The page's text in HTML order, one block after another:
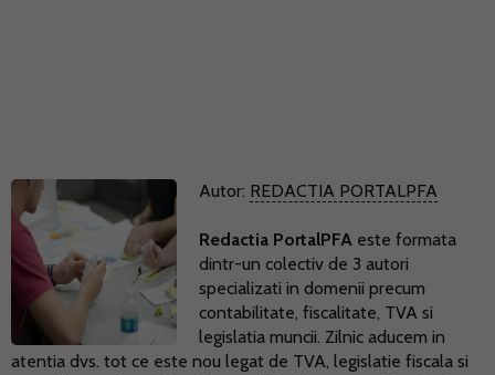
Autor: REDACTIA PORTALPFA
Redactia PortalPFA este formata
dintr-un colectiv de 3 autori
specializati in domenii precum
contabilitate, fiscalitate, TVA si
legislatia muncii. Zilnic aducem in
atentia dvs. tot ce este nou legat de TVA, legislatie fiscala si